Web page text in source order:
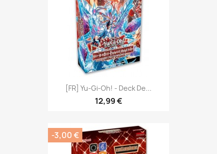
[FR] Yu-Gi-Oh! - Deck De...
12,99 €
-3,00 €